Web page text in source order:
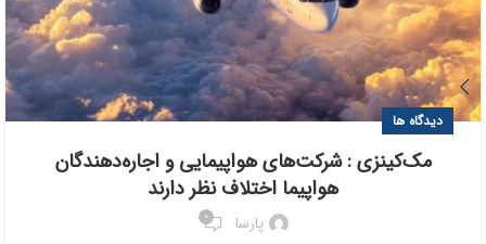
دیدگاه ها
مک‌کینزی : شرکت‌های هواپیمایی و اجاره‌دهندگان
هواپیما اختلاف نظر دارند
پارسا 0